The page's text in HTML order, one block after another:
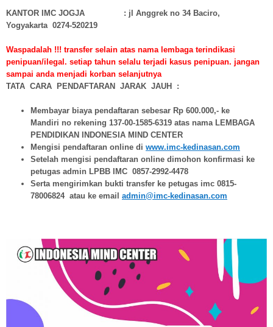
KANTOR IMC JOGJA : jl Anggrek no 34 Baciro,
Yogyakarta 0274-520219
Waspadalah !!! transfer selain atas nama lembaga terindikasi
penipuan/ilegal. setiap tahun selalu terjadi kasus penipuan. jangan
sampai anda menjadi korban selanjutnya
TATA CARA PENDAFTARAN JARAK JAUH :
Membayar biaya pendaftaran sebesar Rp 600.000,- ke
Mandiri no rekening 137-00-1585-6319 atas nama LEMBAGA
PENDIDIKAN INDONESIA MIND CENTER
Mengisi pendaftaran online di www.imc-kedinasan.com
Setelah mengisi pendaftaran online dimohon konfirmasi ke
petugas admin LPBB IMC 0857-2992-4478
Serta mengirimkan bukti transfer ke petugas imc 0815-
78006824 atau ke email admin@imc-kedinasan.com